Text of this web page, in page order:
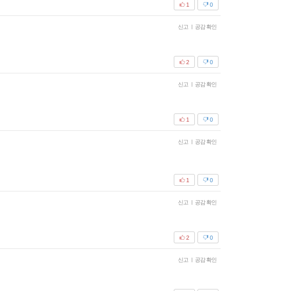
0
1
신고 | 공감 확인
0
2
신고 | 공감 확인
0
1
신고 | 공감 확인
0
1
신고 | 공감 확인
0
2
신고 | 공감 확인